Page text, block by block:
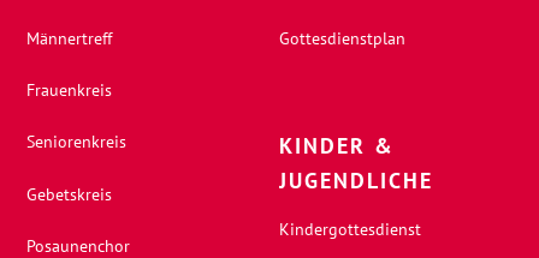
Männertreff
Frauenkreis
Seniorenkreis
Gebetskreis
Posaunenchor
Gottesdienstplan
KINDER &
JUGENDLICHE
Kindergottesdienst